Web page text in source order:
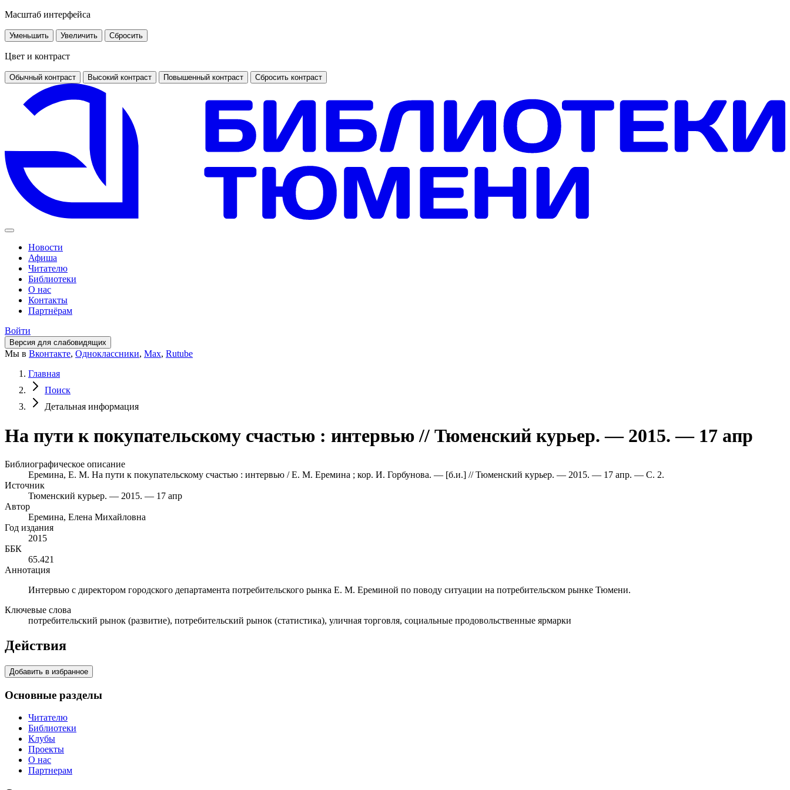
Масштаб интерфейса
Уменьшить Увеличить Сбросить
Цвет и контраст
Обычный контраст Высокий контраст Повышенный контраст Сбросить контраст
Новости
Афиша
Читателю
Библиотеки
О нас
Контакты
Партнёрам
Войти
Версия для слабовидящих
Мы в Вконтакте, Одноклассники, Max, Rutube
Главная
Поиск
Детальная информация
На пути к покупательскому счастью : интервью // Тюменский курьер. — 2015. — 17 апр
Библиографическое описание
Еремина, Е. М. На пути к покупательскому счастью : интервью / Е. М. Еремина ; кор. И. Горбунова. — [б.и.] // Тюменский курьер. — 2015. — 17 апр. — С. 2.
Источник
Тюменский курьер. — 2015. — 17 апр
Автор
Еремина, Елена Михайловна
Год издания
2015
ББК
65.421
Аннотация
Интервью с директором городского департамента потребительского рынка Е. М. Ереминой по поводу ситуации на потребительском рынке Тюмени.
Ключевые слова
потребительский рынок (развитие), потребительский рынок (статистика), уличная торговля, социальные продовольственные ярмарки
Действия
Добавить в избранное
Основные разделы
Читателю
Библиотеки
Клубы
Проекты
О нас
Партнерам